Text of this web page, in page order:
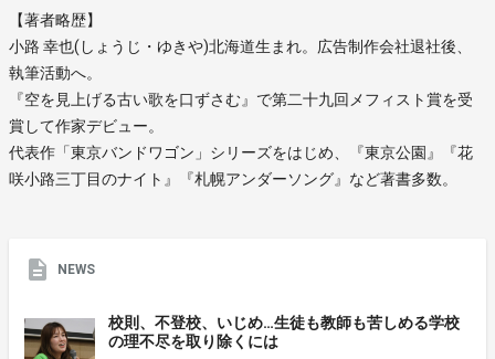
【著者略歴】
小路 幸也(しょうじ・ゆきや)北海道生まれ。広告制作会社退社後、
執筆活動へ。
『空を見上げる古い歌を口ずさむ』で第二十九回メフィスト賞を受
賞して作家デビュー。
代表作「東京バンドワゴン」シリーズをはじめ、『東京公園』『花
咲小路三丁目のナイト』『札幌アンダーソング』など著書多数。
NEWS
校則、不登校、いじめ…生徒も教師も苦しめる学校
の理不尽を取り除くには